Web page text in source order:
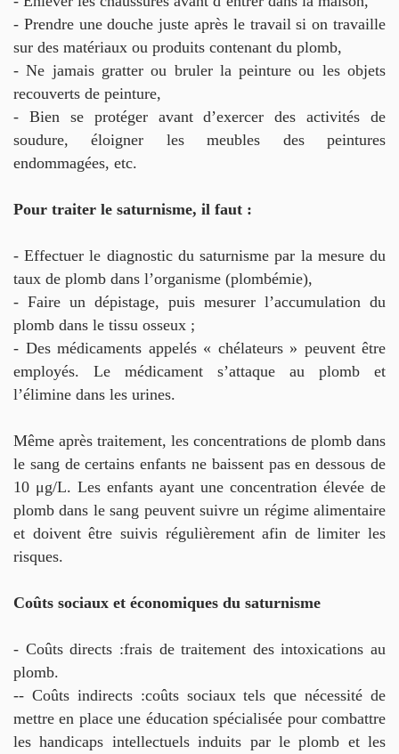
- Prendre une douche juste après le travail si on travaille
sur des matériaux ou produits contenant du plomb,
- Ne jamais gratter ou bruler la peinture ou les objets
recouverts de peinture,
- Bien se protéger avant d’exercer des activités de
soudure, éloigner les meubles des peintures
endommagées, etc.
Pour traiter le saturnisme, il faut :
- Effectuer le diagnostic du saturnisme par la mesure du
taux de plomb dans l’organisme (plombémie),
- Faire un dépistage, puis mesurer l’accumulation du
plomb dans le tissu osseux ;
- Des médicaments appelés « chélateurs » peuvent être
employés. Le médicament s’attaque au plomb et
l’élimine dans les urines.
Même après traitement, les concentrations de plomb dans
le sang de certains enfants ne baissent pas en dessous de
10 μg/L. Les enfants ayant une concentration élevée de
plomb dans le sang peuvent suivre un régime alimentaire
et doivent être suivis régulièrement afin de limiter les
risques.
Coûts sociaux et économiques du saturnisme
- Coûts directs :frais de traitement des intoxications au
plomb.
-- Coûts indirects :coûts sociaux tels que nécessité de
mettre en place une éducation spécialisée pour combattre
les handicaps intellectuels induits par le plomb et les